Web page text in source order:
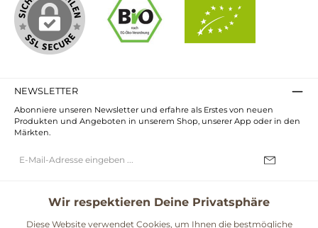
NEWSLETTER
Abonniere unseren Newsletter und erfahre als Erstes von neuen
Produkten und Angeboten in unserem Shop, unserer App oder in den
Märkten.
Mail-
UNSERE COMMUNITIES
Wir respektieren Deine Privatsphäre
Diese Website verwendet Cookies, um Ihnen die bestmögliche